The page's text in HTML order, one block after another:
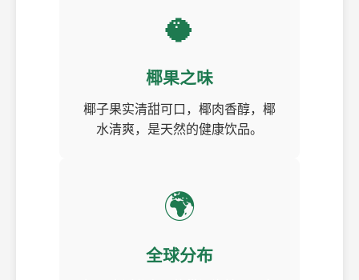
🥥
椰果之味
椰子果实清甜可口，椰肉香醇，椰
水清爽，是天然的健康饮品。
🌍
全球分布